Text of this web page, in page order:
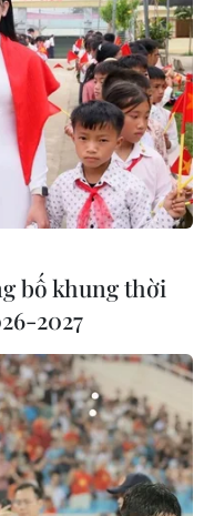
Nam có 7 tỷ
tỷ phú thế giới
tới nay.
bố khung thời
2027